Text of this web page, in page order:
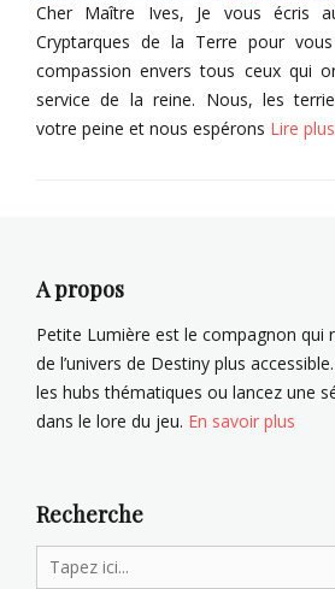
Cher Maître Ives, Je vous écris
Cryptarques de la Terre pour
compassion envers tous ceux qui
service de la reine. Nous, les
votre peine et nous espérons Lire
É
e
i
l
é
u
A propos
Petite Lumière est le compagnon qui
de l’univers de Destiny plus
les hubs thématiques ou lancez une
dans le lore du jeu. En savoir plus
Recherche
Search